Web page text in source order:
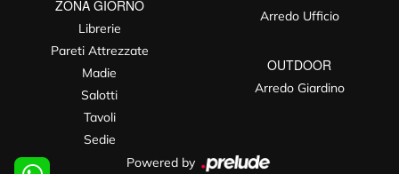
ZONA GIORNO
Librerie
Pareti Attrezzate
Madie
Salotti
Tavoli
Sedie
Arredo Ufficio
OUTDOOR
Arredo Giardino
Powered by